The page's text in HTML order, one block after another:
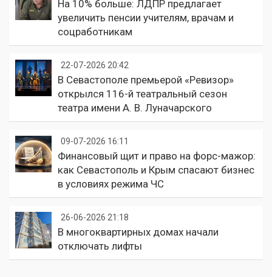
На 10% больше: ЛДПР предлагает
увеличить пенсии учителям, врачам и
соцработникам
22-07-2026 20:42
В Севастополе премьерой «Ревизор»
открылся 116-й театральный сезон
театра имени А. В. Луначарского
09-07-2026 16:11
Финансовый щит и право на форс-мажор:
как Севастополь и Крым спасают бизнес
в условиях режима ЧС
26-06-2026 21:18
В многоквартирных домах начали
отключать лифты